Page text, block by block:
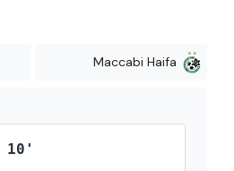
Maccabi Haifa
10'